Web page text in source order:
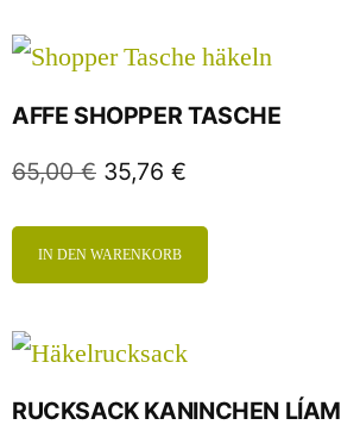
AFFE SHOPPER TASCHE
65,00€ 35,76 €
IN DEN WARENKORB
RUCKSACK KANINCHEN LÍAM